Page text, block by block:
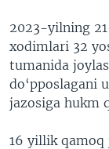
2023-yilning
xodimlari 32
tumanida
do‘pposlagani
jazosiga hukm
16 yillik qamoq